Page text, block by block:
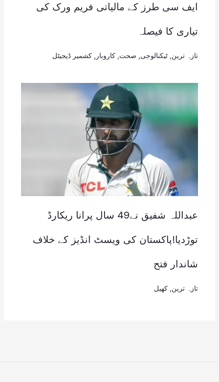
ایف سی طرز کے مالیاتی فریم ورک کی
تیاری کا فیصلہ
تازہ ترین ٹیکنالوجی صحت کاروبار کشمیر ڈیجیٹل
عبداللہ شفیق نے49 سال پرانا ریکارڈ
توڑدیا!پاکستان کی ویسٹ انڈیز کے خلاف
شاندار فتح
تازہ ترین, کھیل